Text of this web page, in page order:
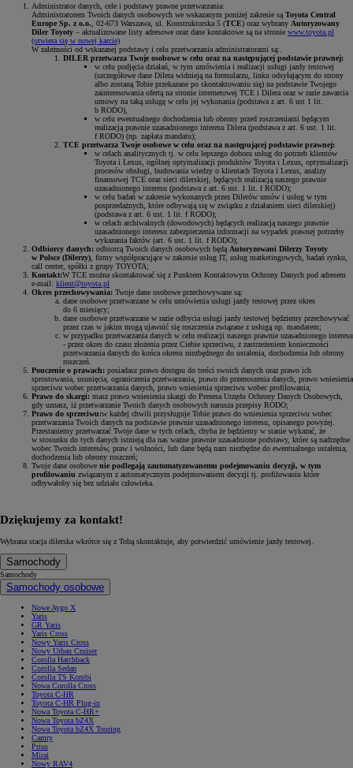
Administrator danych, cele i podstawy prawne przetwarzania:
Administratorem Twoich danych osobowych we wskazanym poniżej zakresie są Toyota Central
Europe Sp. z o.o. , 02-673 Warszawa, ul. Konstruktorska 5 (TCE) oraz wybrany Autoryzowany
Diler Toyoty – aktualizowane listy adresowe oraz dane kontaktowe są na stronie www.toyota.pl
(otwiera się w nowej karcie)
W zależności od wskazanej podstawy i celu przetwarzania administratorami są:.
DILER przetwarza Twoje osobowe w celu oraz na następującej podstawie prawnej:
w celu podjęcia działań, w tym umówienia i realizacji usługi jazdy testowej
(szczegółowe dane Dilera widnieją na formularzu, linku odsyłającym do strony
albo zostaną Tobie przekazane po skontaktowaniu się) na podstawie Twojego
zainteresowania ofertą na stronie internetowej TCE i Dilera oraz w razie zawarcia
umowy na taką usługę w celu jej wykonania (podstawa z art. 6 ust 1 lit.
b RODO),
w celu ewentualnego dochodzenia lub obrony przed roszczeniami będącym
realizacją prawnie uzasadnionego interesu Dilera (podstawa z art. 6 ust. 1 lit.
f RODO) (np. zapłata mandatu);
TCE przetwarza Twoje osobowe w celu oraz na następującej podstawie prawnej:
w celach analitycznych tj. w celu lepszego doboru usług do potrzeb klientów
Toyota i Lexus, ogólnej optymalizacji produktów Toyota i Lexus, optymalizacji
procesów obsługi, budowania wiedzy o klientach Toyota i Lexus, analizy
finansowej TCE oraz sieci dilerskiej, będących realizacją naszego prawnie
uzasadnionego interesu (podstawa z art. 6 ust. 1 lit. f RODO);
w celu badań w zakresie wykonanych przez Dilerów umów i usług w tym
posprzedażnych, które odbywają się w związku z działaniem sieci dilerskiej)
(podstawa z art. 6 ust. 1 lit. f RODO);
w celach archiwalnych (dowodowych) będących realizacją naszego prawnie
uzasadnionego interesu zabezpieczenia informacji na wypadek prawnej potrzeby
wykazania faktów (art. 6 ust. 1 lit. f RODO);
Odbiorcy danych: odbiorcą Twoich danych osobowych będą Autoryzowani Dilerzy Toyoty
w Polsce (Dilerzy) , firmy współpracujące w zakresie usług IT, usług marketingowych, badań rynku,
call center, spółki z grupy TOYOTA;
Kontakt:W TCE można skontaktować się z Punktem Kontaktowym Ochrony Danych pod adresem
e-mail: klient@toyota.pl
Okres przechowywania: Twoje dane osobowe przechowywane są:
dane osobowe przetwarzane w celu umówienia usługi jazdy testowej przez okres
do 6 miesięcy;
dane osobowe przetwarzane w razie odbycia usługi jazdy testowej będziemy przechowywać
przez czas w jakim mogą ujawnić się roszczenia związane z usługą np. mandatem;
w przypadku przetwarzania danych w celu realizacji naszego prawnie uzasadnionego interesu
- przez okres do czasu złożenia przez Ciebie sprzeciwu, z zastrzeżeniem konieczności
przetwarzania danych do końca okresu niezbędnego do ustalenia, dochodzenia lub obrony
roszczeń.
Pouczenie o prawach: posiadasz prawo dostępu do treści swoich danych oraz prawo ich
sprostowania, usunięcia, ograniczenia przetwarzania, prawo do przenoszenia danych, prawo wniesienia
sprzeciwu wobec przetwarzania danych, prawo wniesienia sprzeciwu wobec profilowania;
Prawo do skargi: masz prawo wniesienia skargi do Prezesa Urzędu Ochrony Danych Osobowych,
gdy uznasz, iż przetwarzanie Twoich danych osobowych narusza przepisy RODO;
Prawo do sprzeciwu:w każdej chwili przysługuje Tobie prawo do wniesienia sprzeciwu wobec
przetwarzania Twoich danych na podstawie prawnie uzasadnionego interesu, opisanego powyżej.
Przestaniemy przetwarzać Twoje dane w tych celach, chyba że będziemy w stanie wykazać, że
w stosunku do tych danych istnieją dla nas ważne prawnie uzasadnione podstawy, które są nadrzędne
wobec Twoich interesów, praw i wolności, lub dane będą nam niezbędne do ewentualnego ustalenia,
dochodzenia lub obrony roszczeń;
Twoje dane osobowe nie podlegają zautomatyzowanemu podejmowaniu decyzji, w tym
profilowaniu związanym z automatycznym podejmowaniem decyzji tj. profilowaniu które
odbywałoby się bez udziału człowieka.
Dziękujemy za kontakt!
Wybrana stacja dilerska wkrótce się z Tobą skontaktuje, aby potwierdzić umówienie jazdy testowej.
Samochody
Samochody
Samochody osobowe
Nowe Aygo X
Yaris
GR Yaris
Yaris Cross
Nowy Yaris Cross
Nowy Urban Cruiser
Corolla Hatchback
Corolla Sedan
Corolla TS Kombi
Nowa Corolla Cross
Toyota C-HR
Toyota C-HR Plug-in
Nowa Toyota C-HR+
Nowa Toyota bZ4X
Nowa Toyota bZ4X Touring
Camry
Prius
Mirai
Nowy RAV4